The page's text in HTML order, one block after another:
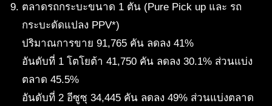
ตลาดรถกระบะขนาด 1 ตัน (Pure Pick up และ รถ
กระบะดัดแปลง PPV*)
ปริมาณการขาย 91,765 คัน ลดลง 41%
อันดับที่ 1 โตโยต้า 41,750 คัน ลดลง 30.1% ส่วนแบ่ง
ตลาด 45.5%
อันดับที่ 2 อีซูซุ 34,445 คัน ลดลง 49% ส่วนแบ่งตลาด